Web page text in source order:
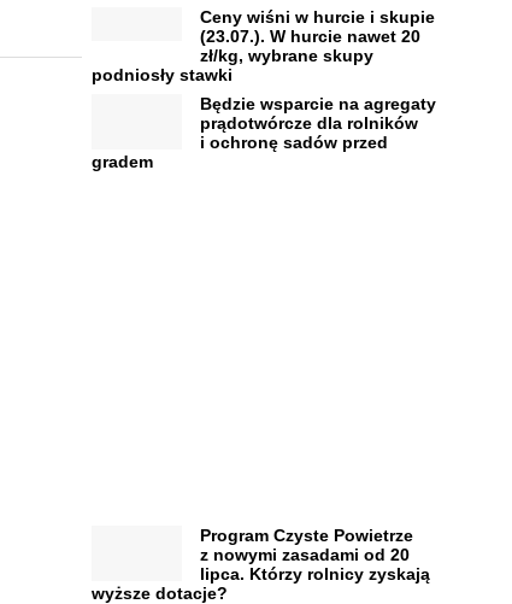
Ceny wiśni w hurcie i skupie
(23.07.). W hurcie nawet 20
zł/kg, wybrane skupy
podniosły stawki
Będzie wsparcie na agregaty
prądotwórcze dla rolników
i ochronę sadów przed
gradem
Program Czyste Powietrze
z nowymi zasadami od 20
lipca. Którzy rolnicy zyskają
wyższe dotacje?